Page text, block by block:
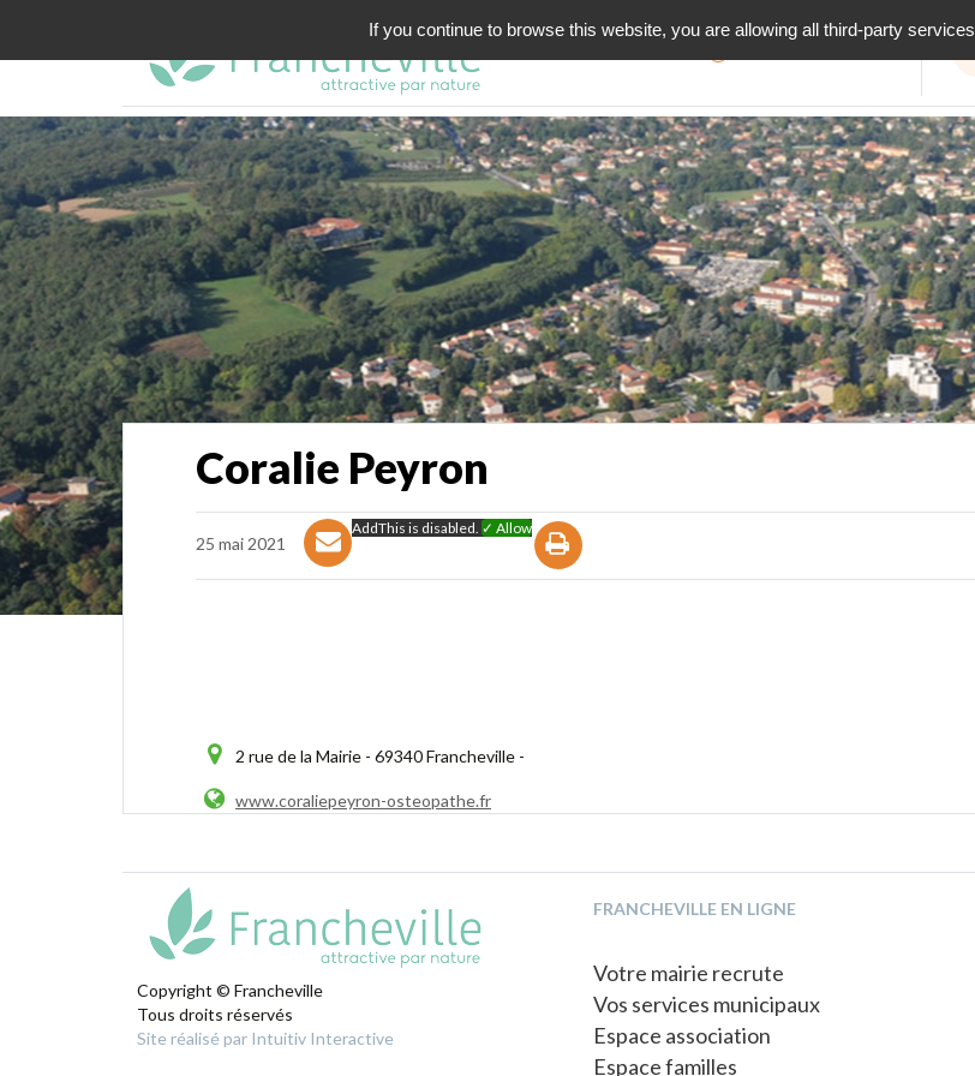
Coralie Peyron
25 mai 2021
AddThis is disabled. ✓ Allow
2 rue de la Mairie - 69340 Francheville -
www.coraliepeyron-osteopathe.fr
Copyright © Francheville
Tous droits réservés
Site réalisé par Intuitiv Interactive
FRANCHEVILLE EN LIGNE
Votre mairie recrute
Vos services municipaux
Espace association
Espace familles
If you continue to browse this website, you are allowing all third-party services